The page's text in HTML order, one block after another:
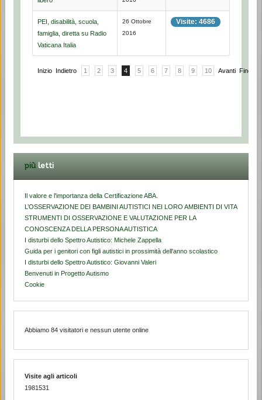
PEI, disabilità, scuola,
famiglia, diretta su Radio
Vaticana Italia
26 Ottobre
2016
Visite: 4686
Inizio Indietro 1 2 3 4 5 6 7 8 9 10 Avanti Fine
piùletti
Il valore e l'importanza della Certificazione ABA.
L’OSSERVAZIONE DEI BAMBINI AUTISTICI NEI LORO AMBIENTI DI VITA
STRUMENTI DI OSSERVAZIONE E VALUTAZIONE PER LA
CONOSCENZA DELLA PERSONA AUTISTICA
I disturbi dello Spettro Autistico: Michele Zappella
Guida per i genitori con figli autistici in prossimità dell'anno scolastico
I disturbi dello Spettro Autistico: Giovanni Valeri
Benvenuti in Progetto Autismo
Cookie
Abbiamo 84 visitatori e nessun utente online
Visite agli articoli
1981531